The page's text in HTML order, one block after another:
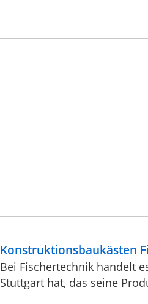
Konstruktionsbaukästen
Bei Fischertechnik handelt
Stuttgart hat, das seine